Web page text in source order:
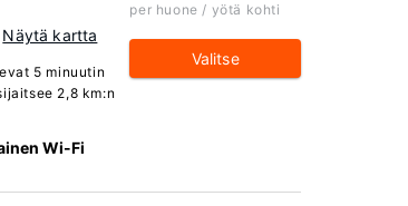
Näytä kartta
5 minuutin
2,8 km:n
Wi-Fi
per huone / yötä kohti
Valitse